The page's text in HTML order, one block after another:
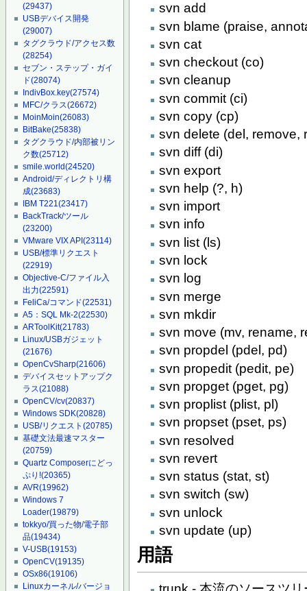
(29437)
USBデバイス開発
(29007)
タグクラウド/アクセス数
(28254)
セブン・ステップ・ガイ
ド(28074)
IndivBox.key(27574)
MFC/クラス(26672)
MoinMoin(26083)
BitBake(25838)
タグクラウド/内部被リン
ク数(25712)
smile.world(24520)
Android/ディレクトリ構
成(23683)
IBM T221(23417)
BackTrack/ツール
(23200)
VMware VIX API(23114)
USB/標準リクエスト
(22919)
Objective-C/ファイル入
出力(22591)
FeliCa/コマンド(22531)
A5：SQL Mk-2(22530)
ARToolKit(21783)
Linux/USBガジェット
(21676)
OpenCvSharp(21606)
デバイスセットアップク
ラス(21088)
OpenCV/cv(20837)
Windows SDK(20828)
USB/リクエスト(20785)
基礎文法最速マスター
(20759)
Quartz Composerにどっ
ぷり!(20365)
AVR(19962)
Windows 7
Loader(19879)
tokkyo/買った物/電子部
品(19434)
V-USB(19153)
OpenCV(19135)
OSx86(19106)
Linuxカーネル/バージョ
svn add
svn blame (praise,
svn cat
svn checkout (co)
svn cleanup
svn commit (ci)
svn copy (cp)
svn delete (del, remove,
svn diff (di)
svn export
svn help (?, h)
svn import
svn info
svn list (ls)
svn lock
svn log
svn merge
svn mkdir
svn move (mv, rename,
svn propdel (pdel, pd)
svn propedit (pedit, pe)
svn propget (pget, pg)
svn proplist (plist, pl)
svn propset (pset, ps)
svn resolved
svn revert
svn status (stat, st)
svn switch (sw)
svn unlock
svn update (up)
用語